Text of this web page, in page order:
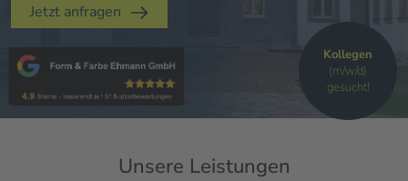
Kollegen
(m/w/d)
gesucht!
Jetzt anfragen
Unsere Leistungen